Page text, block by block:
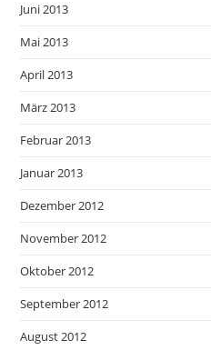
Juni 2013
Mai 2013
April 2013
März 2013
Februar 2013
Januar 2013
Dezember 2012
November 2012
Oktober 2012
September 2012
August 2012